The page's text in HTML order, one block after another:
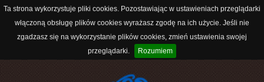
Ta strona wykorzystuje pliki cookies. Pozostawiając w ustawieniach przeglądarki
włączoną obsługę plików cookies wyrażasz zgodę na ich użycie. Jeśli nie
zgadzasz się na wykorzystanie plików cookies, zmień ustawienia swojej
przeglądarki.
Rozumiem